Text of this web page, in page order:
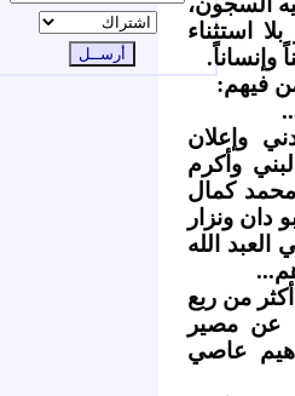
استثناء
وإنساناً.
فيهم:
وإعلان
وأكرم
كمال
ونزار
الله
من ربع
عن مصير
عاصي